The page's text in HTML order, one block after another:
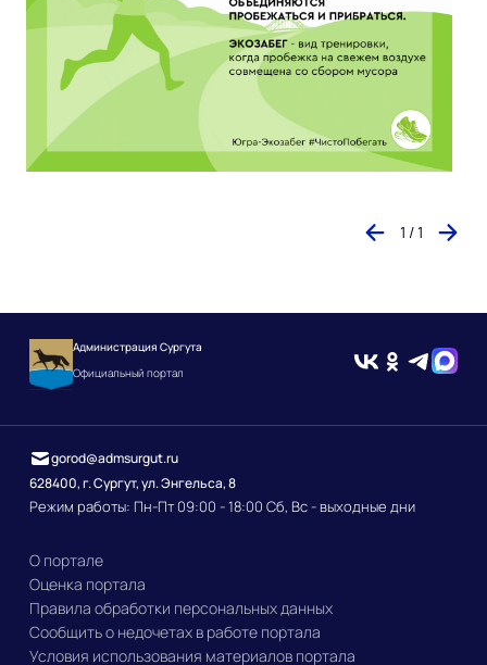
1 / 1
Администрация Сургута
Официальный портал
628400, г. Сургут, ул. Энгельса, 8
Режим работы: Пн-Пт 09:00 - 18:00 Сб, Вс - выходные дни
gorod@admsurgut.ru
О портале
Оценка портала
Правила обработки персональных данных
Сообщить о недочетах в работе портала
Условия использования материалов портала